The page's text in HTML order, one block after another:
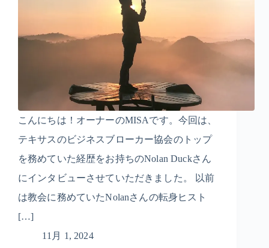
こんにちは！オーナーのMISAです。今回は、
テキサスのビジネスブローカー協会のトップ
を務めていた経歴をお持ちのNolan Duckさん
にインタビューさせていただきました。 以前
は教会に務めていたNolanさんの転身ヒスト
[…]
11月 1, 2024